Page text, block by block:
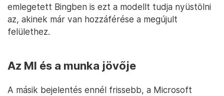
emlegetett Bingben is ezt a modellt tudja nyüstölni
az, akinek már van hozzáférése a megújult
felülethez.
Az MI és a munka jövője
A másik bejelentés ennél frissebb, a Microsoft